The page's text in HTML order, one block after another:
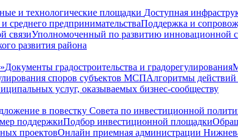
и технологические площадки Доступная
среднего предпринимательстваПоддержка и
связиУполномоченный по развитию инновационной
развития района
Документы градостроительства и градорегулирования
споров субъектов МСПАлгоритмы действий
услуг, оказываемых бизнес-сообществу
в повестку Совета по инвестиционной
поддержкиПодбор инвестиционной площадки
проектовОнлайн приемная администрации